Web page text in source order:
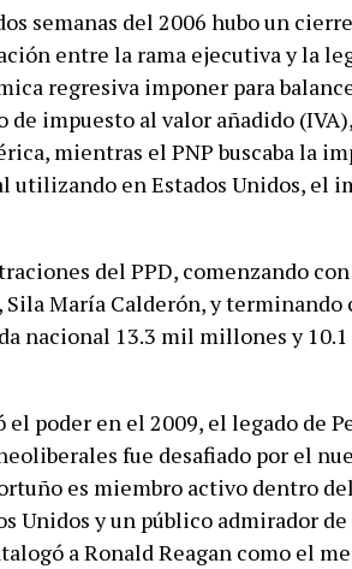
semanas del 2006 hubo un
entre la rama ejecutiva y la
regresiva imponer para
de impuesto al valor añadido
mientras el PNP buscaba la
utilizando en Estados Unidos, el
del PPD, comenzando
Sila María Calderón, y terminando
nacional 13.3 mil millones y
el poder en el 2009, el legado de
fue desafiado por el
es miembro activo dentro
Unidos y un público admirador
a Ronald Reagan como el